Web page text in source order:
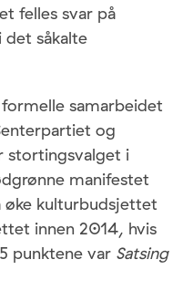
felles svar på
såkalte
samarbeidet
og
stortingsvalget i
manifestet
kulturbudsjettet
innen 2014, hvis
punktene var Satsing